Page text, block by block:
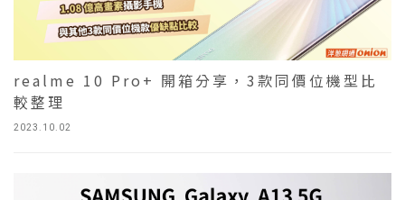
2023.10.02
realme 10 Pro+ 開箱分享，3款同價位機型比
較整理